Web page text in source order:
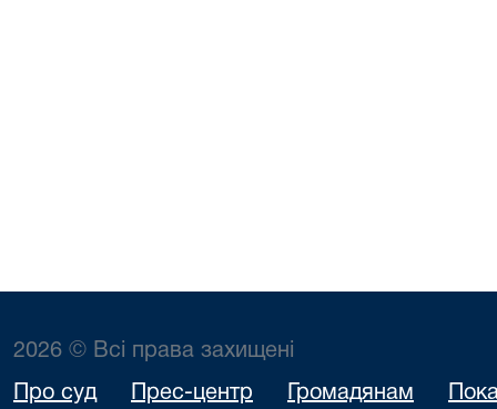
2026 © Всі права захищені
Про суд Прес-центр Громадянам